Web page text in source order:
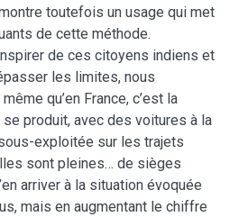
toutefois un usage qui met
de cette méthode.
de ces citoyens indiens et
les limites, nous
qu’en France, c’est la
produit, avec des voitures à la
exploitée sur les trajets
sont pleines… de sièges
arriver à la situation évoquée
mais en augmentant le chiffre